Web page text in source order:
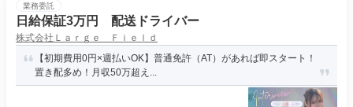
業務委託
日給保証3万円 配送ドライバー
株式会社Ｌａｒｇｅ Ｆｉｅｌｄ
【初期費用0円×週払いOK】普通免許（AT）があれば即スタート！
置き配多め！月収50万超え...